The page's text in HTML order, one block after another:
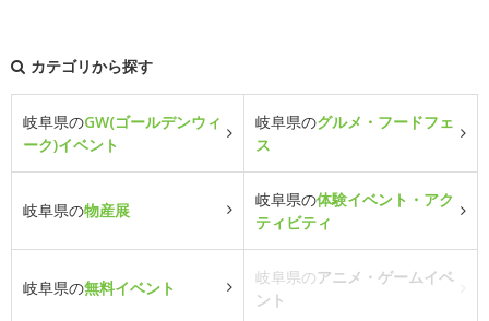
カテゴリから探す
岐阜県のGW(ゴールデンウィ
ーク)イベント
岐阜県のグルメ・フードフェ
ス
岐阜県の物産展
岐阜県の体験イベント・アク
ティビティ
岐阜県の無料イベント
岐阜県のアニメ・ゲームイベ
ント